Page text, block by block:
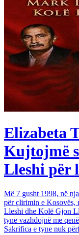
Elizabeta
Kujtojmë
Lleshi për
Më 7 gusht 1998, në
për çlirimin e Kosovës,
Lleshi dhe Kolë Gjon
tyne vazhdojnë me
Sakrifica e tyne nuk